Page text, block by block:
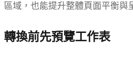
區域，也能提升整體頁面平衡與
轉換前先預覽工作表